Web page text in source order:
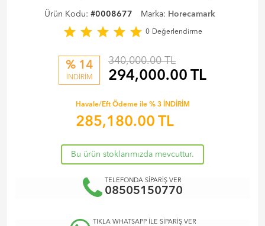
Ürün Kodu: #0008677 Marka: Horecamark
star star star star star 0 Değerlendirme
% 14
İNDİRİM
340,000.00 TL
294,000.00 TL
Havale/Eft Ödeme ile % 3 İNDİRİM
285,180.00 TL
Bu ürün stoklarımızda mevcuttur.
TELEFONDA SİPARİŞ VER
08505150770
TIKLA WHATSAPP İLE SİPARİŞ VER